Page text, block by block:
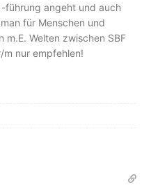
führung angeht und auch
für Menschen und
m.E. Welten zwischen SBF
m nur empfehlen!